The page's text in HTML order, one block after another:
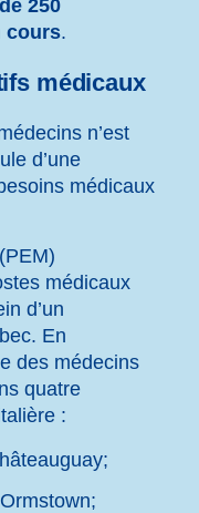
250
cours.
médicaux
n’est
d’une
médicaux
médicaux
d’un
En
des médecins
quatre
: